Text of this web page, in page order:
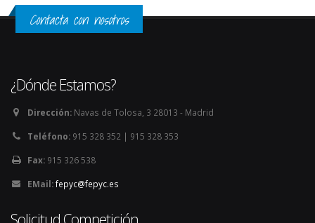
Contacta con nosotros
¿Dónde Estamos?
Dirección: Navas de Tolosa, 3 28013 - Madrid
Teléfono: 915 328 352 | 915 328 353
Fax: 915 326 538
EMail:fepyc@fepyc.es